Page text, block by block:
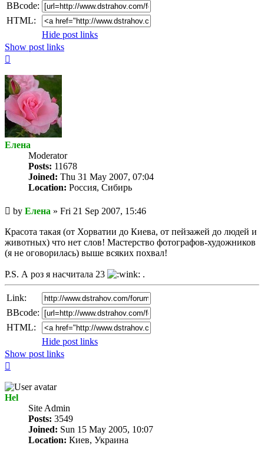
BBcode:
HTML:
Hide post links
Show post links
Елена
Мoderator
Posts: 11678
Joined: Thu 31 May 2007, 07:04
Location: Россия, Сибирь
Unread
post
by Елена » Fri 21 Sep 2007, 15:46
Красота такая (от Хорватии до Киева, от пейзажей до людей и
животных) что нет слов! Мастерство фотографов-художников
(я не оговорилась) выше всяких похвал!
P.S. А роз я насчитала 23 .
Link:
BBcode:
HTML:
Hide post links
Show post links
Hel
Site Admin
Posts: 3549
Joined: Sun 15 May 2005, 10:07
Location: Киев, Украина